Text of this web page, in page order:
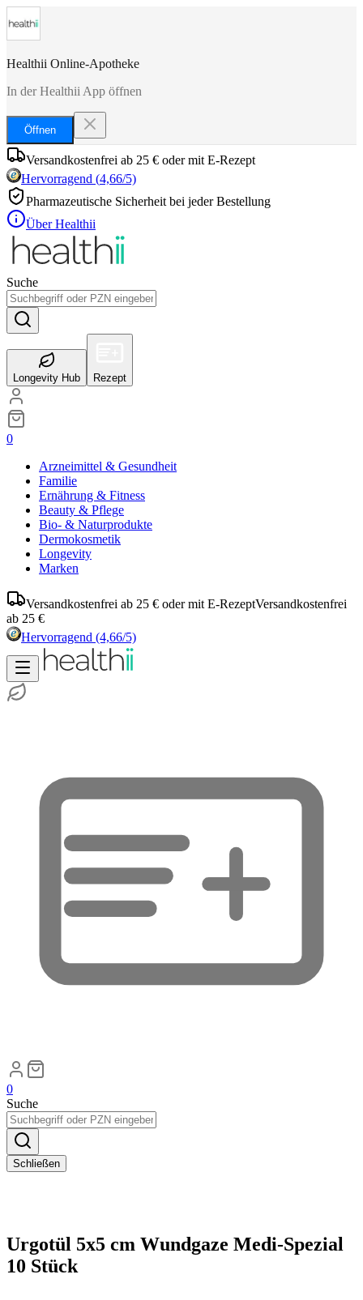
Healthii Online-Apotheke
In der Healthii App öffnen
Öffnen
Versandkostenfrei ab 25 € oder mit E-Rezept
Hervorragend (4,66/5)
Pharmazeutische Sicherheit bei jeder Bestellung
Über Healthii
Suche
Longevity Hub Rezept
0
Arzneimittel & Gesundheit
Familie
Ernährung & Fitness
Beauty & Pflege
Bio- & Naturprodukte
Dermokosmetik
Longevity
Marken
Versandkostenfrei ab 25 € oder mit E-RezeptVersandkostenfrei
ab 25 €
Hervorragend (4,66/5)
0
Suche
Schließen
Urgotül 5x5 cm Wundgaze Medi-Spezial
10 Stück